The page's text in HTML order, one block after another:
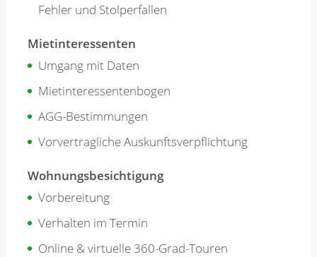
Fehler und Stolperfallen
Mietinteressenten
Umgang mit Daten
Mietinteressentenbogen
AGG-Bestimmungen
Vorvertragliche Auskunftsverpflichtung
Wohnungsbesichtigung
Vorbereitung
Verhalten im Termin
Online & virtuelle 360-Grad-Touren